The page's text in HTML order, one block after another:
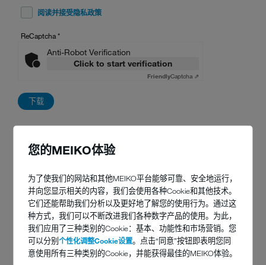
您的MEIKO体验
为了使我们的网站和其他MEIKO平台能够可靠、安全地运行，
并向您显示相关的内容，我们会使用各种Cookie和其他技术。
它们还能帮助我们分析以及更好地了解您的使用行为。通过这
种方式，我们可以不断改进我们各种数字产品的使用。为此，
我们应用了三种类别的Cookie：基本、功能性和市场营销。您
可以分别个性化调整Cookie设置。点击“同意”按钮即表明您同
意使用所有三种类别的Cookie，并能获得最佳的MEIKO体验。
阅读并接受隐私政策
ReCaptcha*
Anti-Robot Verification
Click to start verification
FriendlyCaptcha ⇗
可重复使用意义非凡
海面上正漂浮着 1.5 亿吨塑料垃圾。消费者们希望现状会有所改
变。至少有百分之八十的人 认为一次性塑料的使用状况堪忧。政治
家们对此作出响应并不断加大限制力度。欧盟将从 2021 起禁止 某
些一次性塑料商品如细管、餐具， 刀叉和棉签。